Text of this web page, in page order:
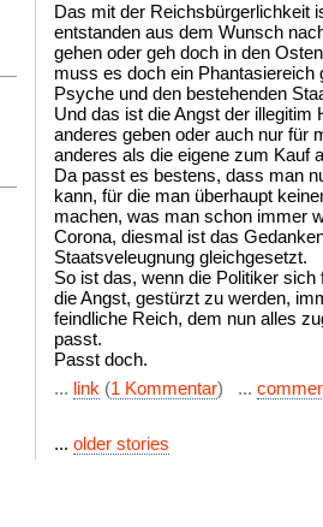
Das mit der Reichsbürgerlichkeit
entstanden aus dem Wunsch
gehen oder geh doch in den
muss es doch ein Phantasiereich
Psyche und den bestehenden
Und das ist die Angst der
anderes geben oder auch nur für
anderes als die eigene zum Kauf
Da passt es bestens, dass man
kann, für die man überhaupt
machen, was man schon immer
Corona, diesmal ist das
Staatsveleugnung gleichgesetzt.
So ist das, wenn die Politiker
die Angst, gestürzt zu werden,
feindliche Reich, dem nun alles
passt.
Passt doch.
... link (1 Kommentar) ...
... older stories